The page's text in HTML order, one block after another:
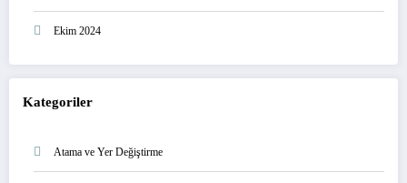
Ekim 2024
Kategoriler
Atama ve Yer Değiştirme